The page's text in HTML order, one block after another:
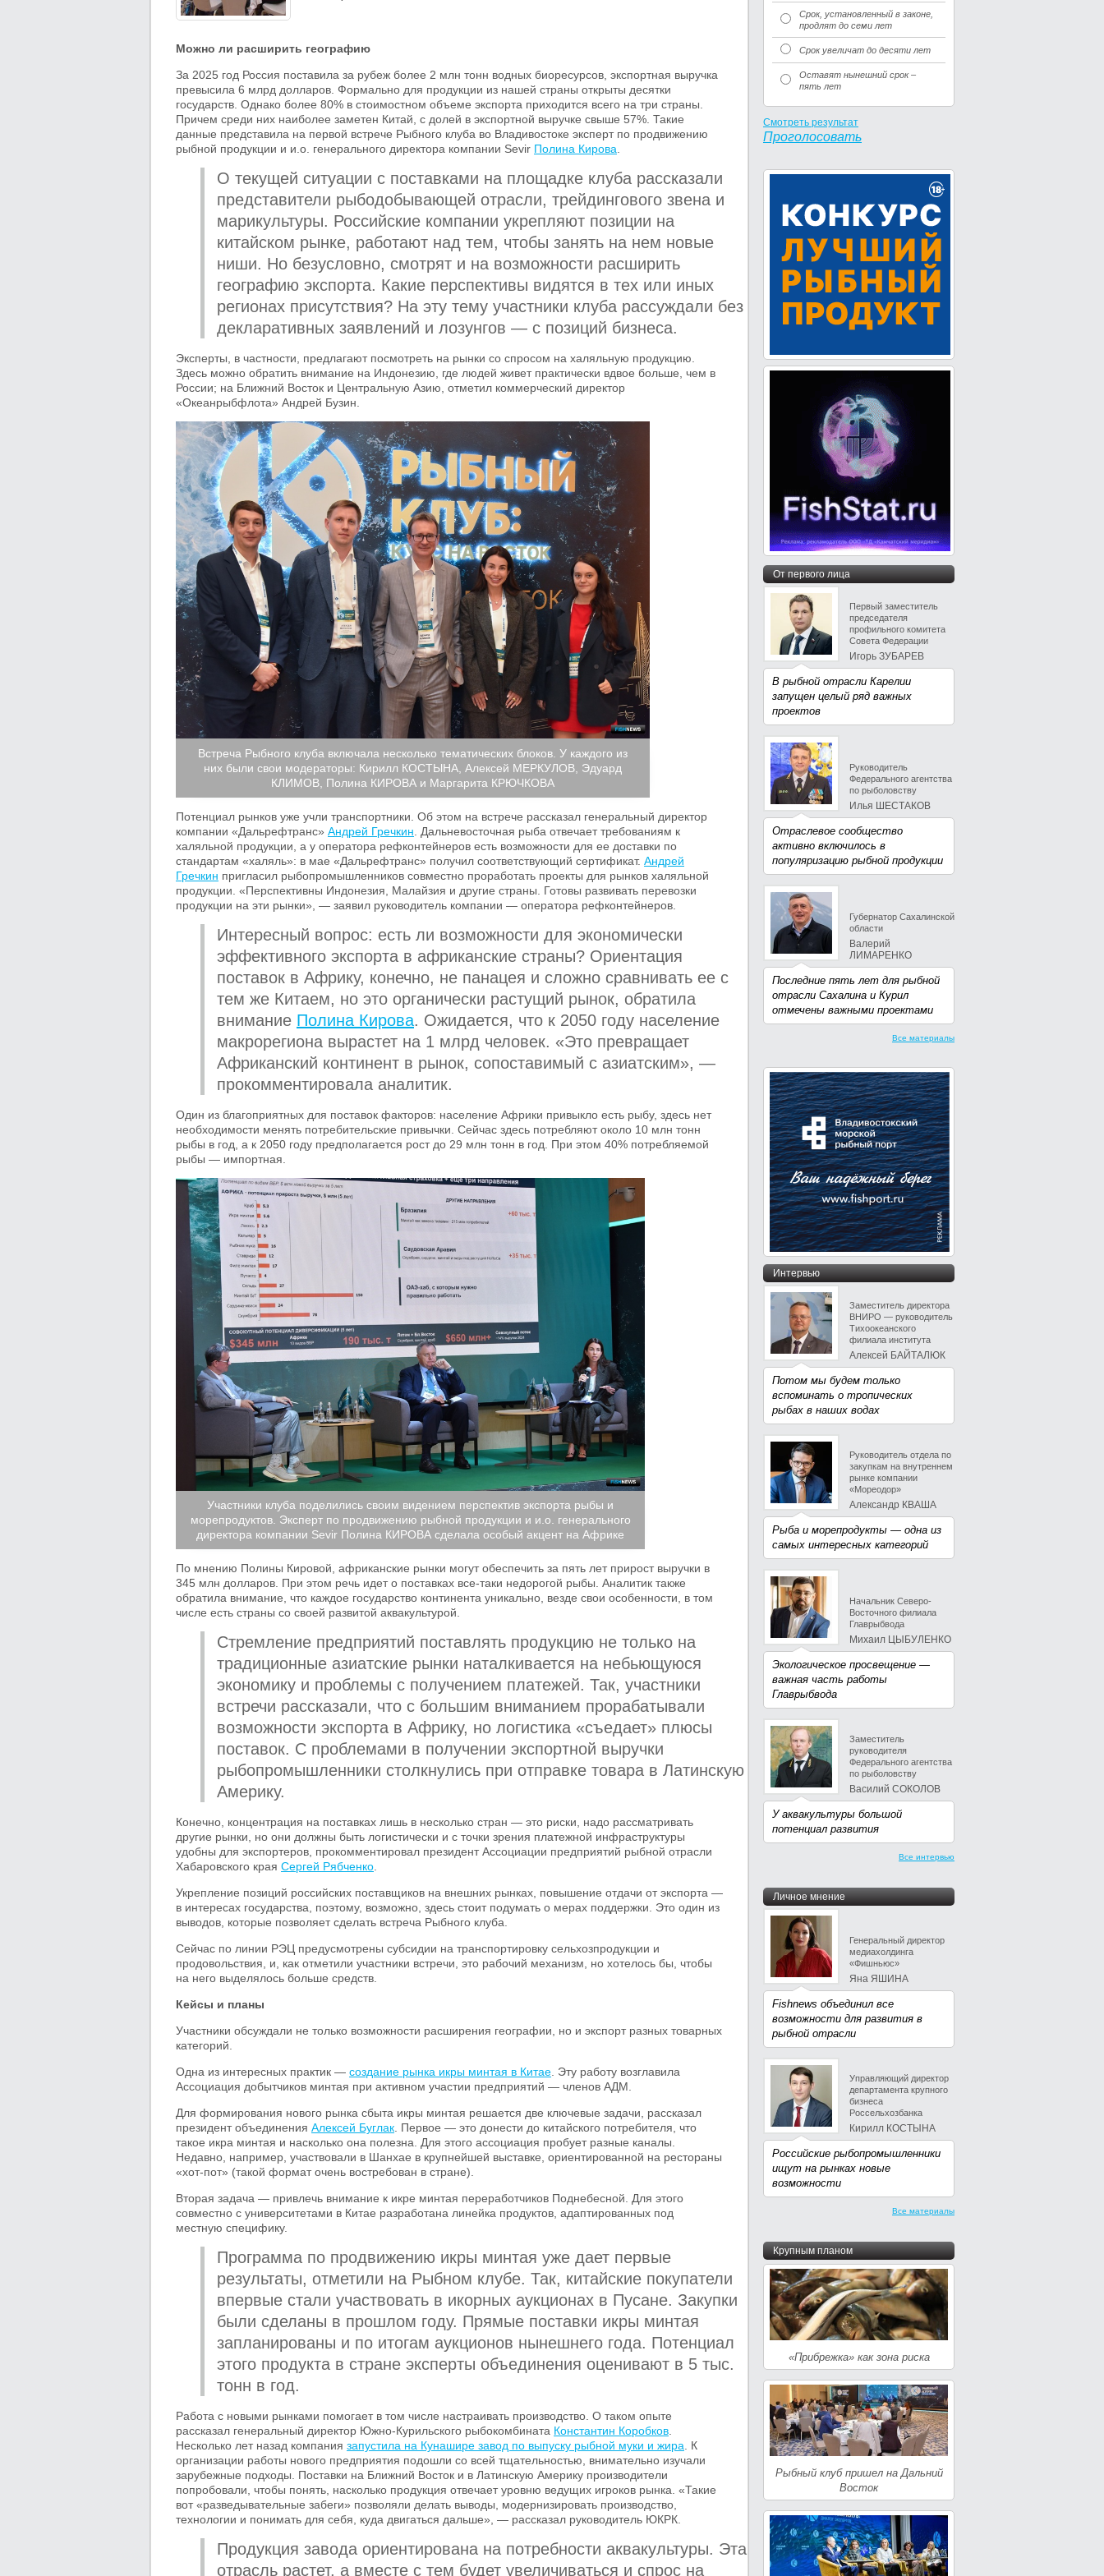
Можно ли расширить географию
За 2025 год Россия поставила за рубеж более 2 млн тонн водных биоресурсов, экспортная выручка
превысила 6 млрд долларов. Формально для продукции из нашей страны открыты десятки
государств. Однако более 80% в стоимостном объеме экспорта приходится всего на три страны.
Причем среди них наиболее заметен Китай, с долей в экспортной выручке свыше 57%. Такие
данные представила на первой встрече Рыбного клуба во Владивостоке эксперт по продвижению
рыбной продукции и и.о. генерального директора компании Sevir Полина Кирова
О текущей ситуации с поставками на площадке клуба рассказали
представители рыбодобывающей отрасли, трейдингового звена и
марикультуры. Российские компании укрепляют позиции на
китайском рынке, работают над тем, чтобы занять на нем новые
ниши. Но безусловно, смотрят и на возможности расширить
географию экспорта. Какие перспективы видятся в тех или иных
регионах присутствия? На эту тему участники клуба рассуждали без
декларативных заявлений и лозунгов — с позиций бизнеса.
Эксперты, в частности, предлагают посмотреть на рынки со спросом на халяльную продукцию.
Здесь можно обратить внимание на Индонезию, где людей живет практически вдвое больше, чем в
России; на Ближний Восток и Центральную Азию, отметил коммерческий директор
«Океанрыбфлота» Андрей Бузин.
Встреча Рыбного клуба включала несколько тематических блоков. У каждого из
них были свои модераторы: Кирилл КОСТЫНА, Алексей МЕРКУЛОВ, Эдуард
КЛИМОВ, Полина КИРОВА и Маргарита КРЮЧКОВА
Потенциал рынков уже учли транспортники. Об этом на встрече рассказал генеральный директор
компании «Дальрефтранс» Андрей Гречкин . Дальневосточная рыба отвечает требованиям к
халяльной продукции, а у оператора рефконтейнеров есть возможности для ее доставки по
стандартам «халяль»: в мае «Дальрефтранс» получил соответствующий сертификат. Андрей
Гречкин пригласил рыбопромышленников совместно проработать проекты для рынков халяльной
продукции. «Перспективны Индонезия, Малайзия и другие страны. Готовы развивать перевозки
продукции на эти рынки», — заявил руководитель компании — оператора рефконтейнеров.
Интересный вопрос: есть ли возможности для экономически
эффективного экспорта в африканские страны? Ориентация
поставок в Африку, конечно, не панацея и сложно сравнивать ее с
тем же Китаем, но это органически растущий рынок, обратила
внимание Полина Кирова. Ожидается, что к 2050 году население
макрорегиона вырастет на 1 млрд человек. «Это превращает
Африканский континент в рынок, сопоставимый с азиатским», —
прокомментировала аналитик.
Один из благоприятных для поставок факторов: население Африки привыкло есть рыбу, здесь нет
необходимости менять потребительские привычки. Сейчас здесь потребляют около 10 млн тонн
рыбы в год, а к 2050 году предполагается рост до 29 млн тонн в год. При этом 40% потребляемой
рыбы — импортная.
Участники клуба поделились своим видением перспектив экспорта рыбы и
морепродуктов. Эксперт по продвижению рыбной продукции и и.о. генерального
директора компании Sevir Полина КИРОВА сделала особый акцент на Африке
По мнению Полины Кировой, африканские рынки могут обеспечить за пять лет прирост выручки в
345 млн долларов. При этом речь идет о поставках все-таки недорогой рыбы. Аналитик также
обратила внимание, что каждое государство континента уникально, везде свои особенности, в том
числе есть страны со своей развитой аквакультурой.
Стремление предприятий поставлять продукцию не только на
традиционные азиатские рынки наталкивается на небьющуюся
экономику и проблемы с получением платежей. Так, участники
встречи рассказали, что с большим вниманием прорабатывали
возможности экспорта в Африку, но логистика «съедает» плюсы
поставок. С проблемами в получении экспортной выручки
рыбопромышленники столкнулись при отправке товара в Латинскую
Америку.
Конечно, концентрация на поставках лишь в несколько стран — это риски, надо рассматривать
другие рынки, но они должны быть логистически и с точки зрения платежной инфраструктуры
удобны для экспортеров, прокомментировал президент Ассоциации предприятий рыбной отрасли
Хабаровского края Сергей Рябченко
Укрепление позиций российских поставщиков на внешних рынках, повышение отдачи от экспорта —
в интересах государства, поэтому, возможно, здесь стоит подумать о мерах поддержки. Это один из
выводов, которые позволяет сделать встреча Рыбного клуба.
Сейчас по линии РЭЦ предусмотрены субсидии на транспортировку сельхозпродукции и
продовольствия, и, как отметили участники встречи, это рабочий механизм, но хотелось бы, чтобы
на него выделялось больше средств.
Кейсы и планы
Участники обсуждали не только возможности расширения географии, но и экспорт разных товарных
категорий.
Одна из интересных практик — создание рынка икры минтая в Китае . Эту работу возглавила
Ассоциация добытчиков минтая при активном участии предприятий — членов АДМ.
Для формирования нового рынка сбыта икры минтая решается две ключевые задачи, рассказал
президент объединения Алексей Буглак . Первое — это донести до китайского потребителя, что
такое икра минтая и насколько она полезна. Для этого ассоциация пробует разные каналы.
Недавно, например, участвовали в Шанхае в крупнейшей выставке, ориентированной на рестораны
«хот-пот» (такой формат очень востребован в стране).
Вторая задача — привлечь внимание к икре минтая переработчиков Поднебесной. Для этого
совместно с университетами в Китае разработана линейка продуктов, адаптированных под
местную специфику.
Программа по продвижению икры минтая уже дает первые
результаты, отметили на Рыбном клубе. Так, китайские покупатели
впервые стали участвовать в икорных аукционах в Пусане. Закупки
были сделаны в прошлом году. Прямые поставки икры минтая
запланированы и по итогам аукционов нынешнего года. Потенциал
этого продукта в стране эксперты объединения оценивают в 5 тыс.
тонн в год.
Работа с новыми рынками помогает в том числе настраивать производство. О таком опыте
рассказал генеральный директор Южно-Курильского рыбокомбината Константин Коробков
Несколько лет назад компания запустила на Кунашире завод по выпуску рыбной муки и жира . К
организации работы нового предприятия подошли со всей тщательностью, внимательно изучали
зарубежные подходы. Поставки на Ближний Восток и в Латинскую Америку производители
попробовали, чтобы понять, насколько продукция отвечает уровню ведущих игроков рынка. «Такие
вот «разведывательные забеги» позволяли делать выводы, модернизировать производство,
технологии и понимать для себя, куда двигаться дальше», — рассказал руководитель ЮКРК.
Продукция завода ориентирована на потребности аквакультуры. Эта
отрасль растет, а вместе с тем будет увеличиваться и спрос на
Срок, установленный в законе,
продлят до семи лет
Срок увеличат до десяти лет
Оставят нынешний срок –
пять лет
Смотреть результат
Проголосовать
От первого лица
Первый заместитель
председателя
профильного комитета
Совета Федерации
Игорь ЗУБАРЕВ
В рыбной отрасли Карелии
запущен целый ряд важных
проектов
Руководитель
Федерального агентства
по рыболовству
Илья ШЕСТАКОВ
Отраслевое сообщество
активно включилось в
популяризацию рыбной продукции
Губернатор Сахалинской
области
Валерий
ЛИМАРЕНКО
Последние пять лет для рыбной
отрасли Сахалина и Курил
отмечены важными проектами
Все материалы
Интервью
Заместитель директора
ВНИРО — руководитель
Тихоокеанского
филиала института
Алексей БАЙТАЛЮК
Потом мы будем только
вспоминать о тропических
рыбах в наших водах
Руководитель отдела по
закупкам на внутреннем
рынке компании
«Мореодор»
Александр КВАША
Рыба и морепродукты — одна из
самых интересных категорий
Начальник Северо-
Восточного филиала
Главрыбвода
Михаил ЦЫБУЛЕНКО
Экологическое просвещение —
важная часть работы
Главрыбвода
Заместитель
руководителя
Федерального агентства
по рыболовству
Василий СОКОЛОВ
У аквакультуры большой
потенциал развития
Все интервью
Личное мнение
Генеральный директор
медиахолдинга
«Фишньюс»
Яна ЯШИНА
Fishnews объединил все
возможности для развития в
рыбной отрасли
Управляющий директор
департамента крупного
бизнеса
Россельхозбанка
Кирилл КОСТЫНА
Российские рыбопромышленники
ищут на рынках новые
возможности
Все материалы
Крупным планом
«Прибрежка» как зона риска
Рыбный клуб пришел на Дальний
Восток